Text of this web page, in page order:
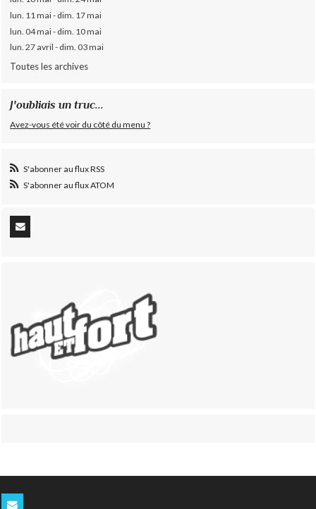
lun. 11 mai - dim. 17 mai
lun. 04 mai - dim. 10 mai
lun. 27 avril - dim. 03 mai
Toutes les archives
J'oubliais un truc...
Avez-vous été voir du côté du menu ?
S'abonner au flux RSS
S'abonner au flux ATOM